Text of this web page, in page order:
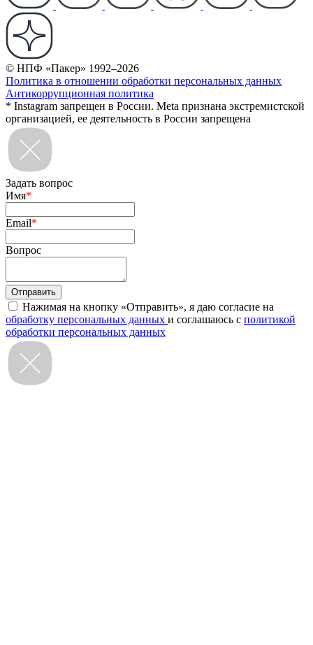
© НПФ «Пакер» 1992–2026
Политика в отношении обработки персональных данных
Антикоррупционная политика
* Instagram запрещен в России. Meta признана экстремистской
организацией, ее деятельность в России запрещена
Задать вопрос
Имя*
Email*
Вопрос
Нажимая на кнопку «Отправить», я даю согласие на
обработку персональных данных и соглашаюсь с политикой
обработки персональных данных